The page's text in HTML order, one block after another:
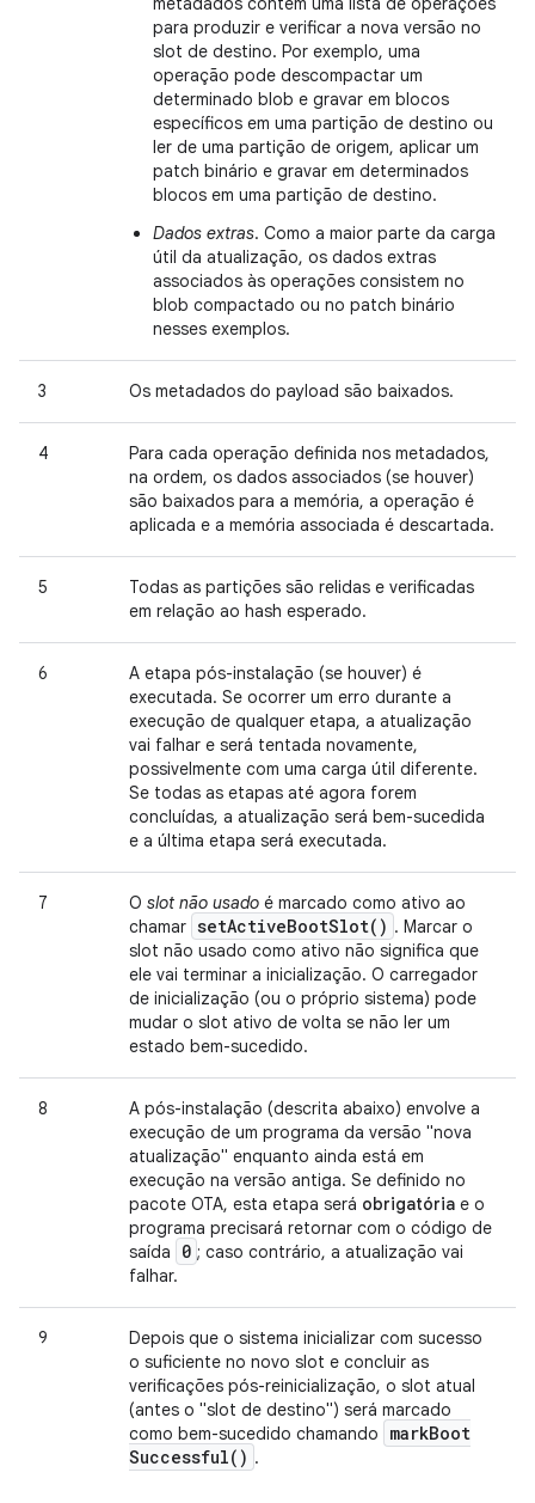
para produzir e verificar a nova versão no
slot de destino. Por exemplo, uma
operação pode descompactar um
determinado blob e gravar em blocos
específicos em uma partição de destino ou
ler de uma partição de origem, aplicar um
patch binário e gravar em determinados
blocos em uma partição de destino.
Dados extras. Como a maior parte da carga
útil da atualização, os dados extras
associados às operações consistem no
blob compactado ou no patch binário
nesses exemplos.
3 Os metadados do payload são baixados.
4
Para cada operação definida nos metadados,
na ordem, os dados associados (se houver)
são baixados para a memória, a operação é
aplicada e a memória associada é descartada.
5
Todas as partições são relidas e verificadas
em relação ao hash esperado.
6
A etapa pós-instalação (se houver) é
executada. Se ocorrer um erro durante a
execução de qualquer etapa, a atualização
vai falhar e será tentada novamente,
possivelmente com uma carga útil diferente.
Se todas as etapas até agora forem
concluídas, a atualização será bem-sucedida
e a última etapa será executada.
7 O slot não usado é marcado como ativo ao
chamar setActiveBootSlot( ) . Marcar o
slot não usado como ativo não significa que
ele vai terminar a inicialização. O carregador
de inicialização (ou o próprio sistema) pode
mudar o slot ativo de volta se não ler um
estado bem-sucedido.
8
A pós-instalação (descrita abaixo) envolve a
execução de um programa da versão "nova
atualização" enquanto ainda está em
execução na versão antiga. Se definido no
pacote OTA, esta etapa será obrigatória e o
programa precisará retornar com o código de
saída
0 ; caso contrário, a atualização vai
falhar.
9
Depois que o sistema inicializar com sucesso
o suficiente no novo slot e concluir as
verificações pós-reinicialização, o slot atual
(antes o "slot de destino") será marcado
como bem-sucedido chamando
markBoot
Successful( ) .